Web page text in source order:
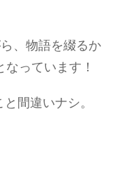
、物語を綴るか
っています！
間違いナシ。